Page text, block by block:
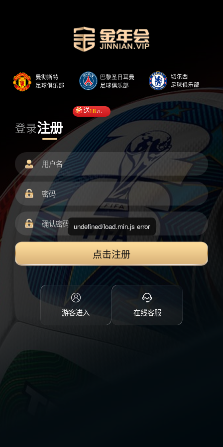
登录注册
送18元
点击注册
游客进入 在线客服
undefined/load.min.js error